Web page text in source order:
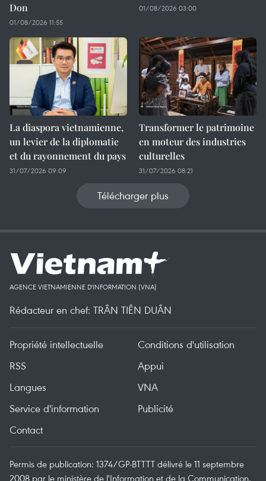
Don
01/08/2026 11:55
01/08/2026 03:00
La diaspora vietnamienne,
un levier de la diplomatie
et du rayonnement du pays
31/07/2026 09:09
Transformer le patrimoine
en moteur des industries
culturelles
31/07/2026 08:21
Télécharger plus
AGENCE VIETNAMIENNE D'INFORMATION (VNA)
Rédacteur en chef: TRÂN TIÊN DUÂN
Propriété intellectuelle
Conditions d'utilisation
RSS
Appui
Langues
VNA
Service d'information
Publicité
Contact
Permis de publication: 1374/GP-BTTTT délivré le 11 septembre
2008 par le ministère de l'Information et de la Communication.